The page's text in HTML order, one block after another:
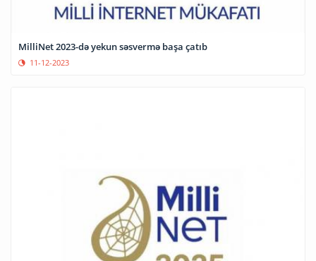
MilliNet 2023-də yekun səsvermə başa çatıb
11-12-2023